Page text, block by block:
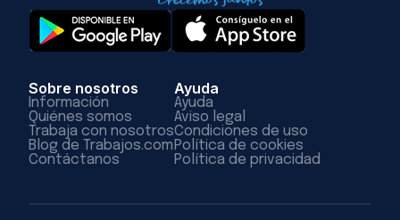
Sobre nosotros
Información
Quiénes somos
Trabaja con nosotros
Blog de Trabajos.com
Contáctanos
Ayuda
Ayuda
Aviso legal
Condiciones de uso
Política de cookies
Política de privacidad